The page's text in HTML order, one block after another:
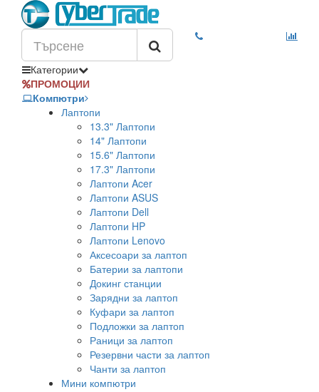
Категории
ПРОМОЦИИ
Компютри
Лаптопи
13.3" Лаптопи
14" Лаптопи
15.6" Лаптопи
17.3" Лаптопи
Лаптопи Acer
Лаптопи ASUS
Лаптопи Dell
Лаптопи HP
Лаптопи Lenovo
Аксесоари за лаптоп
Батерии за лаптопи
Докинг станции
Зарядни за лаптоп
Куфари за лаптоп
Подложки за лаптоп
Раници за лаптоп
Резервни части за лаптоп
Чанти за лаптоп
Мини компютри